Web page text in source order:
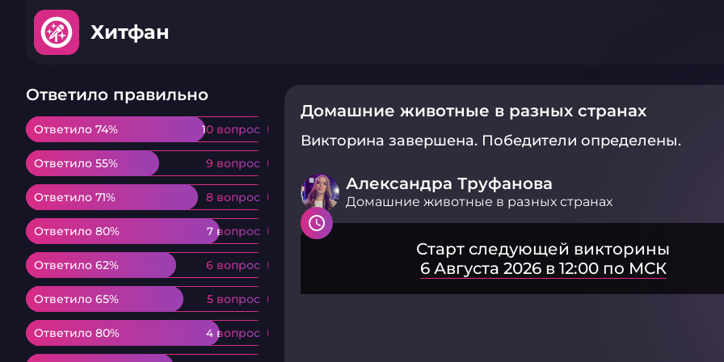
Хитфан
Ответило правильно
Ответило 74% 10 вопрос
Ответило 74% 10 вопрос
Ответило 55% 9 вопрос
Ответило 55% 9 вопрос
Ответило 71% 8 вопрос
Ответило 71% 8 вопрос
Ответило 80% 7 вопрос
Ответило 80% 7 вопрос
Ответило 62% 6 вопрос
Ответило 62% 6 вопрос
Ответило 65% 5 вопрос
Ответило 65% 5 вопрос
Ответило 80% 4 вопрос
Ответило 80% 4 вопрос
Домашние животные в разных странах
Викторина завершена. Победители определены.
Александра Труфанова
Домашние животные в разных странах
Старт следующей викторины
6 Августа 2026 в 12:00 по МСК